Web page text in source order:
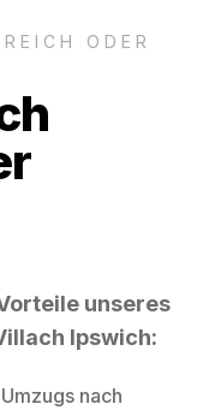
ODER
unseres
Ipswich:
nach